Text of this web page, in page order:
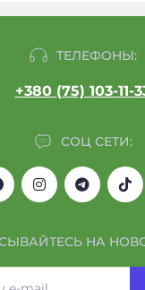
ТЕЛЕФОНЫ:
+380 (75) 103-11-
СОЦ СЕТИ:
НА